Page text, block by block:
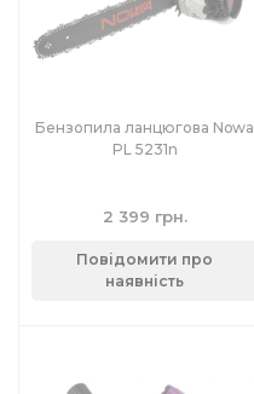
Бензопила ланцюгова Nowa
PL 5231n
2 399 грн.
Повідомити про
наявність